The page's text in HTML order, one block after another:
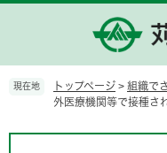
の
す。
ー
し
現在地 トップページ > 組織で
外医療機関等で接種さ